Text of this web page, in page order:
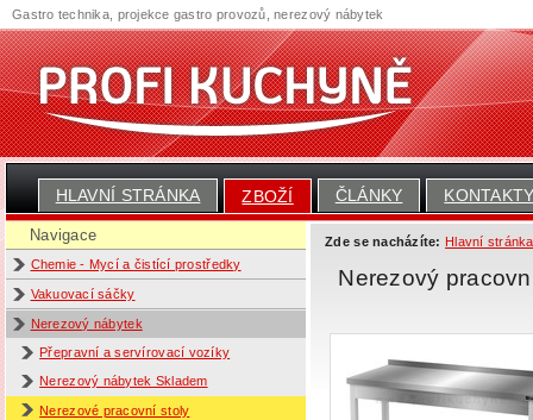
HLAVNÍ STRÁNKA ZBOŽÍ ČLÁNKY
Navigace
Chemie - Mycí a čistící prostředky
Vakuovací sáčky
Nerezový nábytek
Přepravní a servírovací vozíky
Nerezový nábytek Skladem
Nerezové pracovní stoly
Zde se nacházíte: Hlavní stránka
Nerezový
Gastro technika, projekce gastro provozů, nerezový nábytek